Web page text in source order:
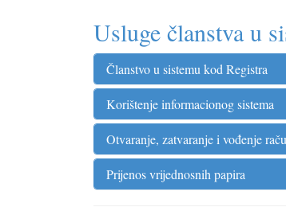
Usluge članstva u
Članstvo u sistemu kod Registra
Korištenje informacionog sistema
Otvaranje, zatvaranje i vođenje
Prijenos vrijednosnih papira